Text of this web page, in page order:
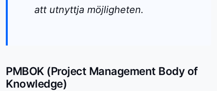
att utnyttja möjligheten.
PMBOK (Project Management Body of
Knowledge)